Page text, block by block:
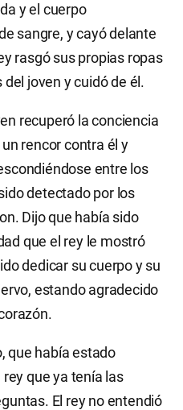
y el cuerpo
sangre, y cayó delante
rasgó sus propias ropas
joven y cuidó de él.
recuperó la conciencia
rencor contra él y
entre los
detectado por los
Dijo que había sido
que el rey le mostró
dedicar su cuerpo y su
estando agradecido
que había estado
que ya tenía las
El rey no entendió